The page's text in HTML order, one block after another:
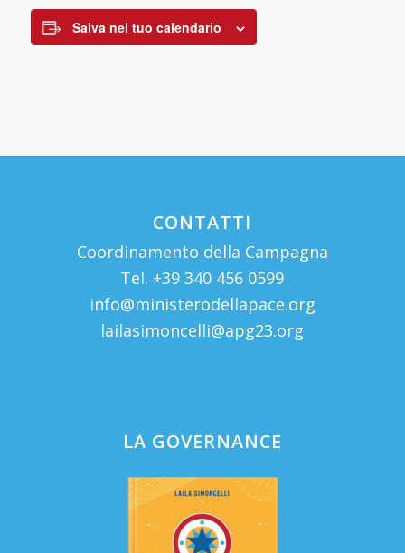
Salva nel tuo calendario
CONTATTI
Coordinamento della Campagna
Tel. +39 340 456 0599
info@ministerodellapace.org
lailasimoncelli@apg23.org
LA GOVERNANCE